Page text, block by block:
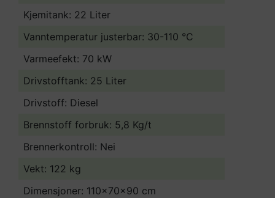
Kjemitank: 22 Liter
Vanntemperatur justerbar: 30-110 °C
Varmeefekt: 70 kW
Drivstofftank: 25 Liter
Drivstoff: Diesel
Brennstoff forbruk: 5,8 Kg/t
Brennerkontroll: Nei
Vekt: 122 kg
Dimensjoner: 110x70x90 cm